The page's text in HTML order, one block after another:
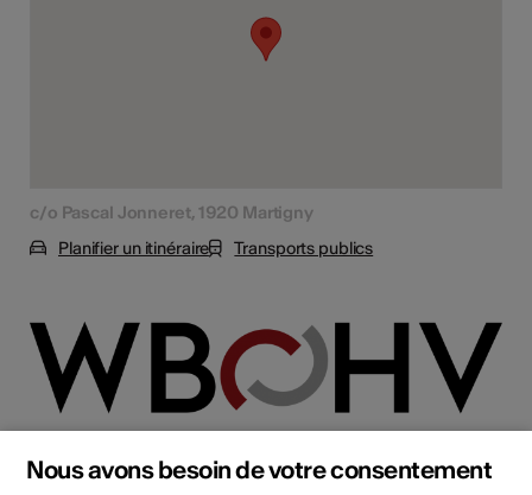
c/o Pascal Jonneret, 1920 Martigny
Planifier un itinéraire
Transports publics
Nous avons besoin de votre consentement